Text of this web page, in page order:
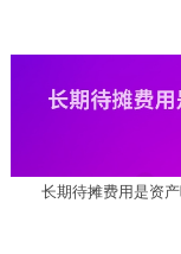
长期待摊费用是资